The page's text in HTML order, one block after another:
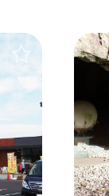
津 / 鋸山 / マザ
九十九里
茂原市